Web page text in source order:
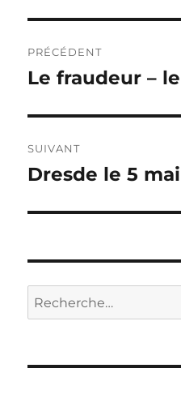
de
PRÉCÉDENT
Publication
Le fraudeur –
SUIVANT
Publication
Dresde le 5 mai
Recherche
pour :